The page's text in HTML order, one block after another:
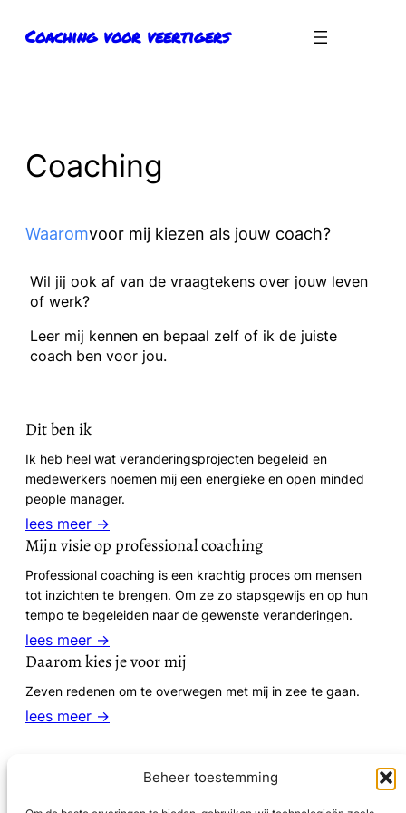
Beheer toestemming
naarCoaching voor veertigers
Coaching
Waaromvoor mij kiezen als jouw coach?
Wil jij ook af van de vraagtekens over jouw leven
of werk?
Leer mij kennen en bepaal zelf of ik de juiste
coach ben voor jou.
Dit ben ik
Ik heb heel wat veranderingsprojecten begeleid en
medewerkers noemen mij een energieke en open minded
people manager.
lees meer →
Mijn visie op professional coaching
Professional coaching is een krachtig proces om mensen
tot inzichten te brengen. Om ze zo stapsgewijs en op hun
tempo te begeleiden naar de gewenste veranderingen.
lees meer →
Daarom kies je voor mij
Zeven redenen om te overwegen met mij in zee te gaan.
lees meer →